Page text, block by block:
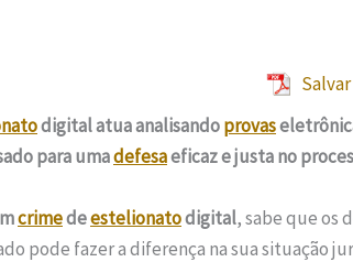
digital atua analisandoprovas
para umadefesaeficaz e justa no
crimedeestelionatodigital, sabe que os
pode fazer a diferença na sua situação